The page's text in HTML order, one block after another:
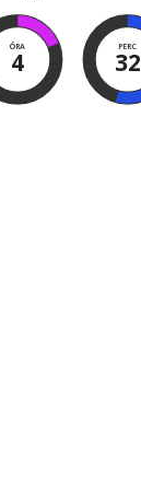
ÓRA
4
PERC
32